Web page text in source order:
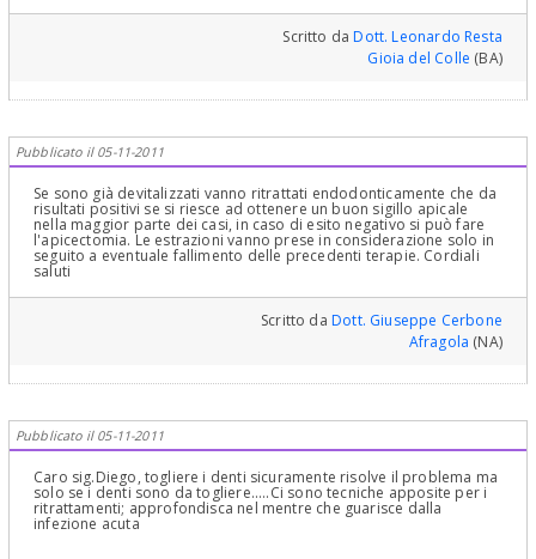
Scritto daDott. Leonardo Resta
Gioia del Colle (BA)
Pubblicato il 05-11-2011
Se sono già devitalizzati vanno ritrattati endodonticamente che da
risultati positivi se si riesce ad ottenere un buon sigillo apicale
nella maggior parte dei casi, in caso di esito negativo si può fare
l'apicectomia. Le estrazioni vanno prese in considerazione solo in
seguito a eventuale fallimento delle precedenti terapie. Cordiali
saluti
Scritto daDott. Giuseppe Cerbone
Afragola (NA)
Pubblicato il 05-11-2011
Caro sig.Diego, togliere i denti sicuramente risolve il problema ma
solo se i denti sono da togliere.....Ci sono tecniche apposite per i
ritrattamenti; approfondisca nel mentre che guarisce dalla
infezione acuta